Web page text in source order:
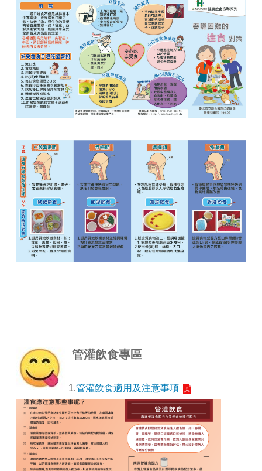
管灌飲食專區
1.管灌飲食適用及注意事項